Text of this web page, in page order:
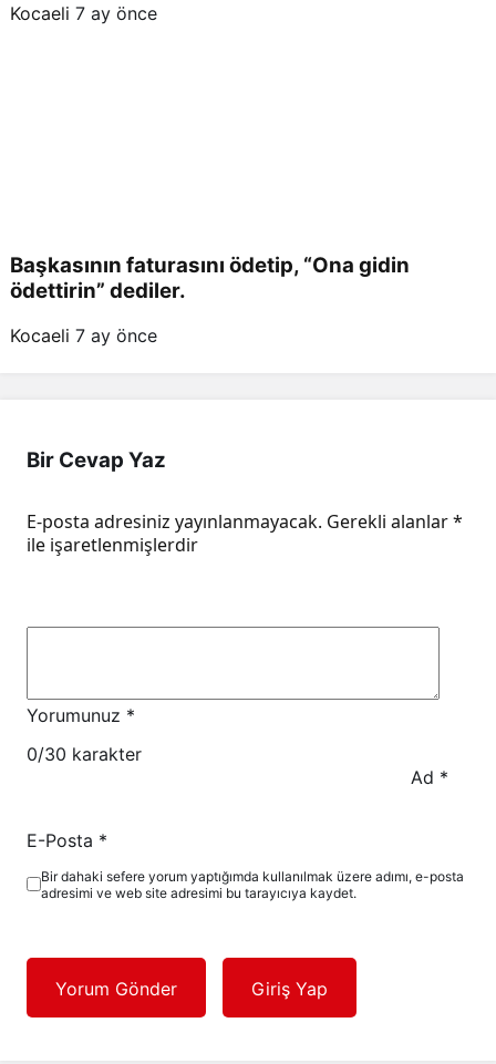
Kocaeli 7 ay önce
Başkasının faturasını ödetip, “Ona gidin
ödettirin” dediler.
Kocaeli 7 ay önce
Bir Cevap Yaz
E-posta adresiniz yayınlanmayacak. Gerekli alanlar*
ile işaretlenmişlerdir
Yorumunuz *
0/30 karakter
Ad *
E-Posta *
Bir dahaki sefere yorum yaptığımda kullanılmak üzere adımı, e-posta
adresimi ve web site adresimi bu tarayıcıya kaydet.
Yorum Gönder Giriş Yap